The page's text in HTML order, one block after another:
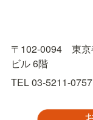
〒102-0094　東
ビル 6階
TEL 03-5211-